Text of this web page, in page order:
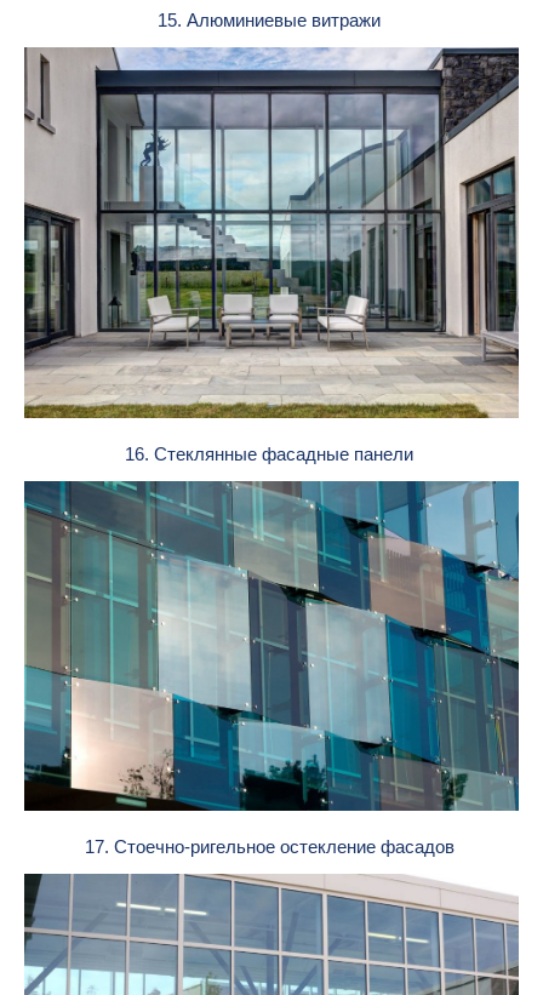
15. Алюминиевые витражи
16. Стеклянные фасадные панели
17. Стоечно-ригельное остекление фасадов